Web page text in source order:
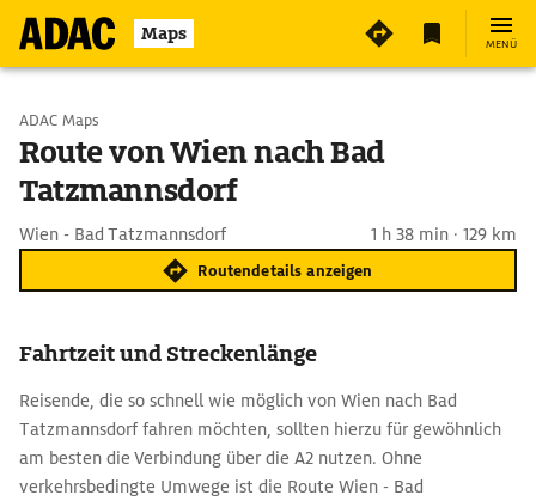
Maps MENÜ
Start wählen
Ziel eingeben
ADAC Maps
Route von Wien nach Bad
Tatzmannsdorf
Wien - Bad Tatzmannsdorf 1 h 38 min · 129 km
Routendetails anzeigen
Fahrtzeit und Streckenlänge
Reisende, die so schnell wie möglich von Wien nach Bad
Tatzmannsdorf fahren möchten, sollten hierzu für gewöhnlich
am besten die Verbindung über die A2 nutzen. Ohne
verkehrsbedingte Umwege ist die Route Wien - Bad